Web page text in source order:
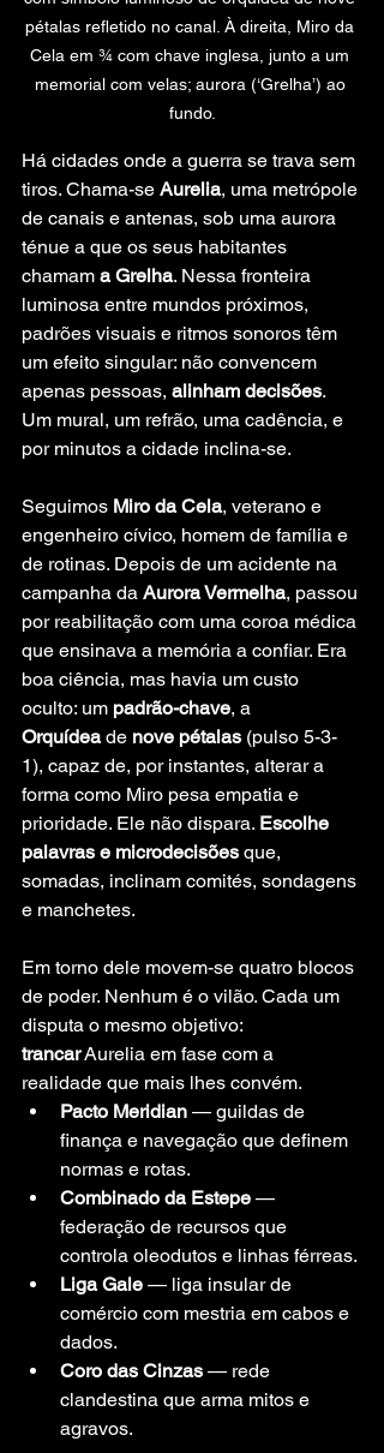
pétalas refletido no canal. À direita, Miro da
Cela em ¾ com chave inglesa, junto a um
memorial com velas; aurora (‘Grelha’) ao
fundo.
Há cidades onde a guerra se trava sem
tiros. Chama-se Aurelia, uma metrópole
de canais e antenas, sob uma aurora
ténue a que os seus habitantes
chamam a Grelha. Nessa fronteira
luminosa entre mundos próximos,
padrões visuais e ritmos sonoros têm
um efeito singular: não convencem
apenas pessoas, alinham decisões.
Um mural, um refrão, uma cadência, e
por minutos a cidade inclina-se.
Seguimos Miro da Cela, veterano e
engenheiro cívico, homem de família e
de rotinas. Depois de um acidente na
campanha da Aurora Vermelha, passou
por reabilitação com uma coroa médica
que ensinava a memória a confiar. Era
boa ciência, mas havia um custo
oculto: um padrão-chave, a
Orquídea de nove pétalas (pulso 5-3-
1), capaz de, por instantes, alterar a
forma como Miro pesa empatia e
prioridade. Ele não dispara. Escolhe
palavras e microdecisões que,
somadas, inclinam comités, sondagens
e manchetes.
Em torno dele movem-se quatro blocos
de poder. Nenhum é o vilão. Cada um
disputa o mesmo objetivo:
trancar Aurelia em fase com a
realidade que mais lhes convém.
Pacto Meridian — guildas de
finança e navegação que definem
normas e rotas.
Combinado da Estepe —
federação de recursos que
controla oleodutos e linhas férreas.
Liga Gale — liga insular de
comércio com mestria em cabos e
dados.
Coro das Cinzas — rede
clandestina que arma mitos e
agravos.